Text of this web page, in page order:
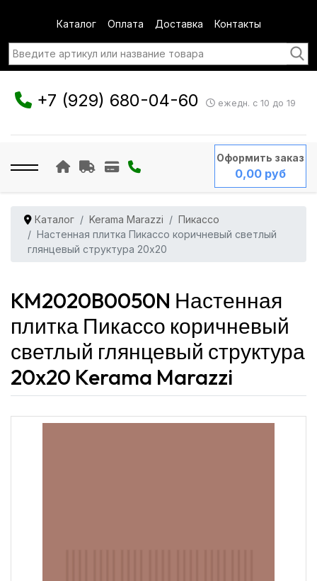
Каталог Оплата Доставка Контакты
+7 (929) 680-04-60 ежедн. с 10 до 19
Оформить заказ
0,00 руб
Каталог Kerama Marazzi
Пикассо
Настенная плитка Пикассо коричневый светлый
глянцевый структура 20x20
KM2020B0050N Настенная
плитка Пикассо коричневый
светлый глянцевый структура
20x20 Kerama Marazzi